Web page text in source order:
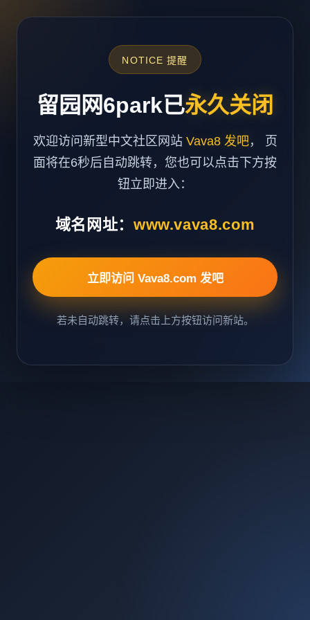
NOTICE 提醒
留园网6park已永久关闭
欢迎访问新型中文社区网站 Vava8 发吧， 页
面将在6秒后自动跳转，您也可以点击下方按
钮立即进入：
域名网址： www.vava8.com
立即访问 Vava8.com 发吧
若未自动跳转，请点击上方按钮访问新站。